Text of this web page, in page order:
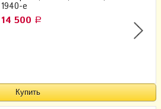
1940-е
14 500 Р